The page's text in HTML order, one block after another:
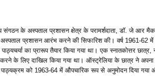
संगठन के अस्‍पताल प्रशासन क्षेत्र के परामर्शदाता, डॉ. जे आर मैक
प्रशासन आरंभ करने की सिफारिश की। वर्ष 1961-62
का प्रारूप तैयार किया गया था। एक स्‍नातकोत्तर
करने के लिए दाखिल किया गया था। ऑस्‍ट्रेलिया के छात्र ने
को 1963-64 में औपचारिक रूप से अनुमोदन दिया